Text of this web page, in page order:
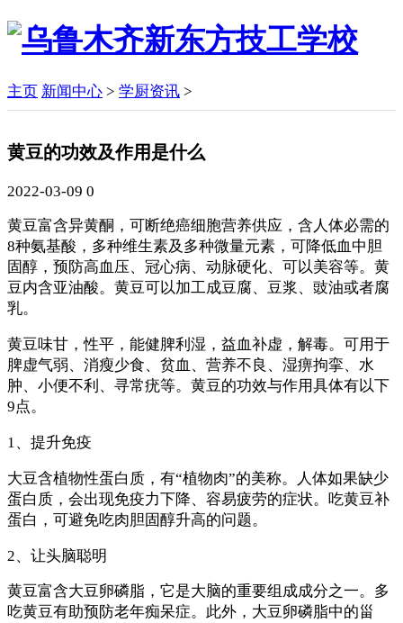
主页 新闻中心 > 学厨资讯 >
黄豆的功效及作用是什么
2022-03-09 0
黄豆富含异黄酮，可断绝癌细胞营养供应，含人体必需的
8种氨基酸，多种维生素及多种微量元素，可降低血中胆
固醇，预防高血压、冠心病、动脉硬化、可以美容等。黄
豆内含亚油酸。黄豆可以加工成豆腐、豆浆、豉油或者腐
乳。
黄豆味甘，性平，能健脾利湿，益血补虚，解毒。可用于
脾虚气弱、消瘦少食、贫血、营养不良、湿痹拘挛、水
肿、小便不利、寻常疣等。黄豆的功效与作用具体有以下
9点。
1、提升免疫
大豆含植物性蛋白质，有“植物肉”的美称。人体如果缺少
蛋白质，会出现免疫力下降、容易疲劳的症状。吃黄豆补
蛋白，可避免吃肉胆固醇升高的问题。
2、让头脑聪明
黄豆富含大豆卵磷脂，它是大脑的重要组成成分之一。多
吃黄豆有助预防老年痴呆症。此外，大豆卵磷脂中的甾